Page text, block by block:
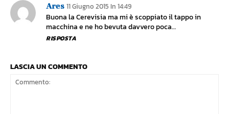
Ares 11 Giugno 2015 In 14:49
Buona la Cerevisia ma mi è scoppiato il tappo in
macchina e ne ho bevuta davvero poca…
RISPOSTA
LASCIA UN COMMENTO